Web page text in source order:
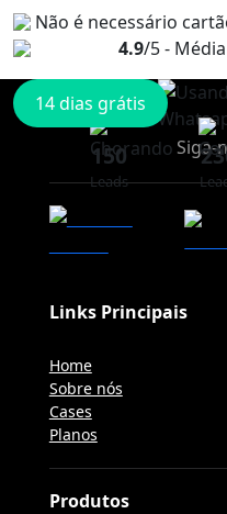
Não é necessário
4.9/5 -
150
Leads
14 dias grátis
Siga-
Links Principais
Home
Sobre nós
Cases
Planos
Produtos